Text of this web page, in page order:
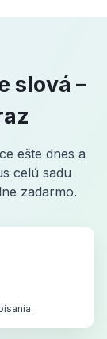
slová –
ešte dnes a
celú sadu
zadarmo.